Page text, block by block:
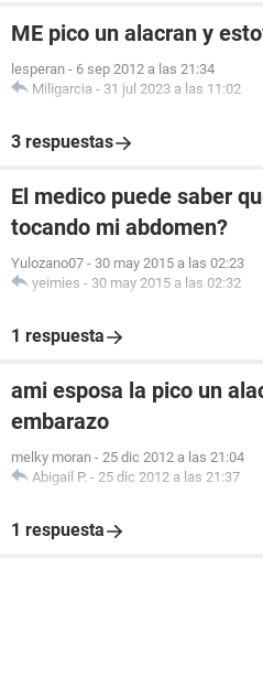
ME pico un alacran y
lesperan - 6 sep 2012 a las 21:34
Miligarcia - 31 jul 2023 a las 11:02
3 respuestas
El medico puede saber
tocando mi abdomen?
Yulozano07 - 30 may 2015 a las 02:23
yeimies - 30 may 2015 a las 02:32
1 respuesta
ami esposa la pico un
embarazo
melky moran - 25 dic 2012 a las 21:04
Abigail P. - 25 dic 2012 a las 21:37
1 respuesta